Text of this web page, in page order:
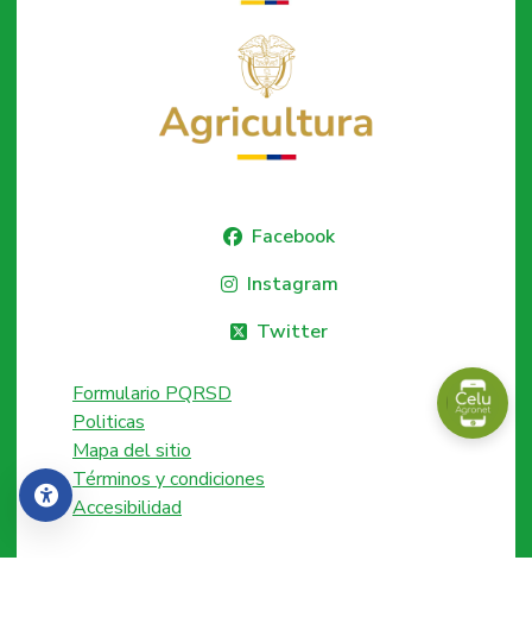
Accesibilidad
Facebook
Instagram
Twitter
Formulario PQRSD
Politicas
Mapa del sitio
Términos y condiciones
Accesibilidad